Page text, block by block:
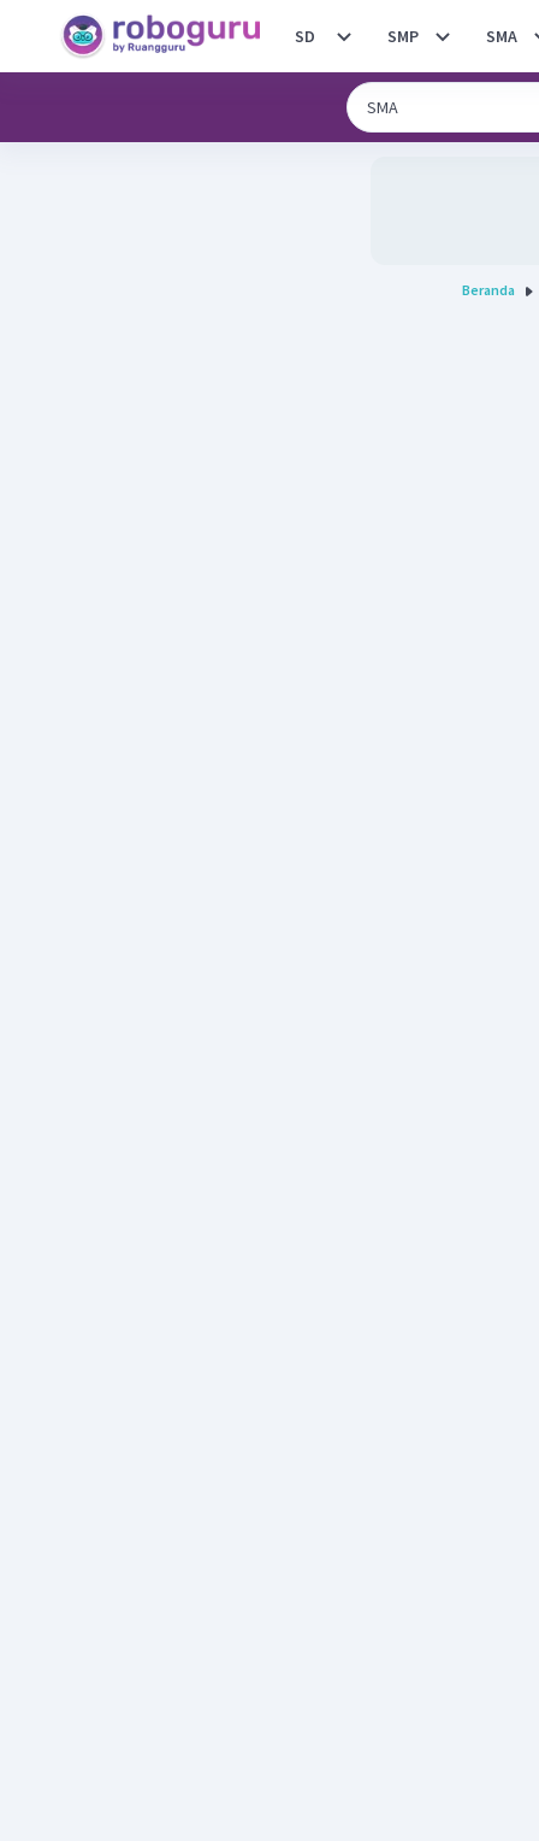
SD SMP SMA
Beranda